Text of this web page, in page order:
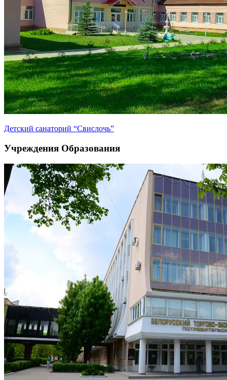
Детский санаторий “Свислочь”
Учреждения Образования